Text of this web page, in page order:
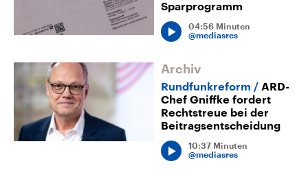
Sparprogramm
04:56 Minuten
@mediasres
Archiv
Rundfunkreform
ARD-
Chef Gniffke fordert
Rechtstreue bei der
Beitragsentscheidung
10:37 Minuten
@mediasres